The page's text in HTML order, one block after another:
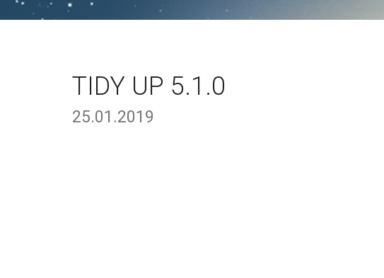
TIDY UP 5.1.0
25.01.2019